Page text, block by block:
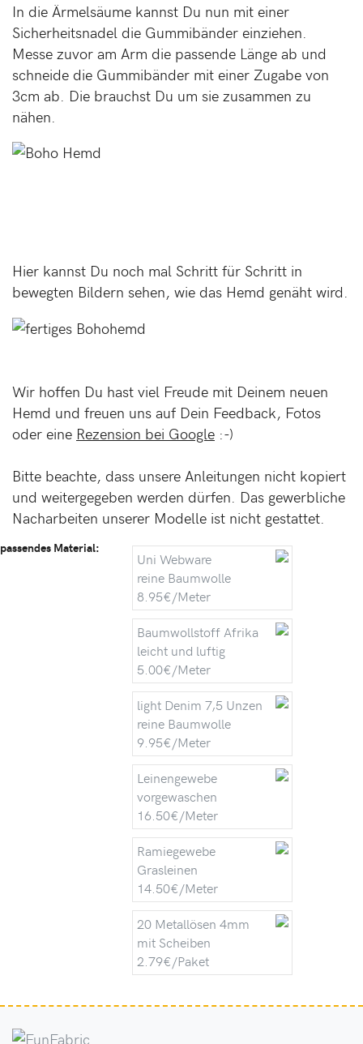
In die Ärmelsäume kannst Du nun mit einer
Sicherheitsnadel die Gummibänder einziehen.
Messe zuvor am Arm die passende Länge ab und
schneide die Gummibänder mit einer Zugabe von
3cm ab. Die brauchst Du um sie zusammen zu
nähen.
Hier kannst Du noch mal Schritt für Schritt in
bewegten Bildern sehen, wie das Hemd genäht wird.
Wir hoffen Du hast viel Freude mit Deinem neuen
Hemd und freuen uns auf Dein Feedback, Fotos
oder eine Rezension bei Google :-)
Bitte beachte, dass unsere Anleitungen nicht kopiert
und weitergegeben werden dürfen. Das gewerbliche
Nacharbeiten unserer Modelle ist nicht gestattet.
passendes Material:
Uni Webware
reine Baumwolle
8.95€/Meter
Baumwollstoff Afrika
leicht und luftig
5.00€/Meter
light Denim 7,5 Unzen
reine Baumwolle
9.95€/Meter
Leinengewebe
vorgewaschen
16.50€/Meter
Ramiegewebe
Grasleinen
14.50€/Meter
20 Metallösen 4mm
mit Scheiben
2.79€/Paket